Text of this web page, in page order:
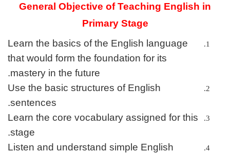
General Objective of Teaching English in
Primary Stage
Learn the basics of the English language
that would form the foundation for its
mastery in the future.
Use the basic structures of English
sentences.
Learn the core vocabulary assigned for this
stage.
Listen and understand simple English